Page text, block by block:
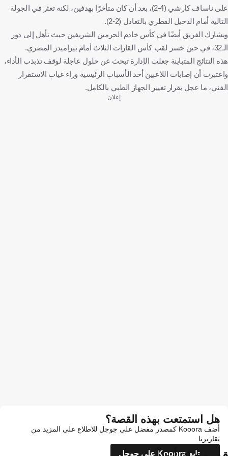
على ناساف كارشي (4-2)، بعد أن كان متأخرًا بهدفين، لكنه تعثر في الجولة
التالية أمام الدحيل القطري بالتعادل (2-2).
ويشارك الفريق أيضًا في كأس خادم الحرمين الشريفين حيث تأهل إلى دور
الـ32، في حين خسر لقب كأس القارات الثلاث أمام بيراميدز المصري.
هذه النتائج المتباينة جعلت الإدارة تبحث عن حلول عاجلة لوقف تذبذب الأداء،
واعتبرت أن إصابات اللاعبين أحد الأسباب الرئيسية وراء غياب الاستقرار
الفني، ما عجل بقرار تغيير الجهاز الطبي بالكامل.
إعلان
هل استمتعت بهذه القصة؟
أضف Kooora كمصدر مفضل على جوجل للاطلاع على المزيد من
تقاريرنا
تابع Kooora على جوجل